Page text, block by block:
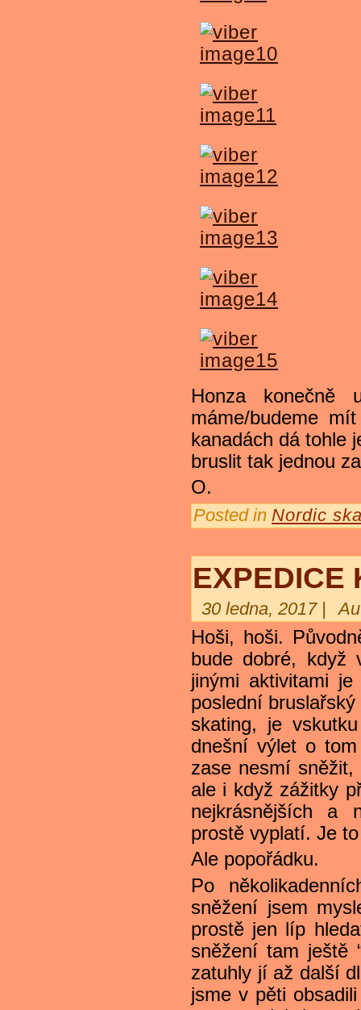
Honza
máme/budeme
kanadách dá tohle
bruslit tak jednou
O.
Posted in Nordic
EXPEDICE
30 ledna, 2017 |
Hoši, hoši.
bude dobré, když
jinými aktivitami
poslední
skating, je
dnešní výlet o
zase nesmí
ale i když zážitky
nejkrásnějších a
prostě vyplatí. Je
Ale popořádku.
Po
sněžení jsem
prostě jen líp
sněžení tam ještě
zatuhly jí až další
jsme v pěti